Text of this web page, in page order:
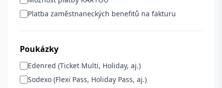
Platba zaměstnaneckých benefitů na fakturu
Poukázky
Edenred (Ticket Multi, Holiday, aj.)
Sodexo (Flexi Pass, Holiday Pass, aj.)